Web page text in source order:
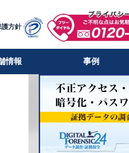
護方針
情報 事例